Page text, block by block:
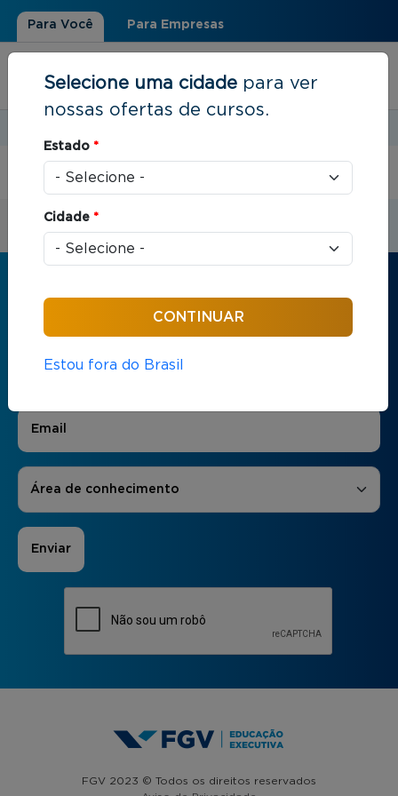
Para Você Para Empresas
Você está aqui
Receba informações sobre os cursos
E-mail*
Áreas de Interesse
Área de conhecimento
FGV 2023 © Todos os direitos reservados
Selecione uma cidade para ver
nossas ofertas de cursos.
Estado *
Cidade *
Estou fora do Brasil